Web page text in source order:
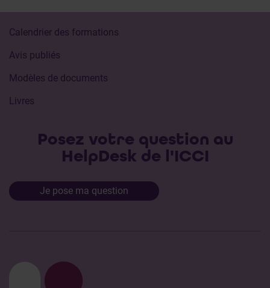
Calendrier des formations
Avis publiés
Modèles de documents
Livres
Posez votre question au
HelpDesk de l'ICCI
Je pose ma question